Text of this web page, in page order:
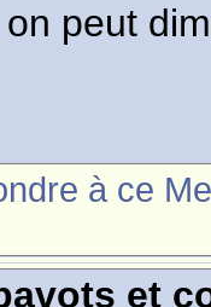
peut
à ce
et